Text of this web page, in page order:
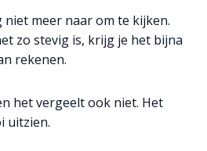
meer naar om te kijken.
zo stevig is, krijg je het bijna
rekenen.
het vergeelt ook niet. Het
uitzien.